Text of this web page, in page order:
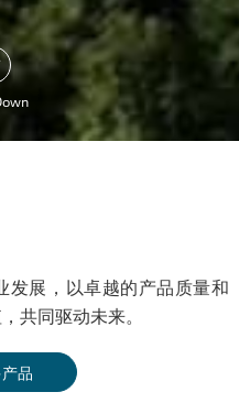
发展，以卓越的产品质量和
共同驱动未来。
品